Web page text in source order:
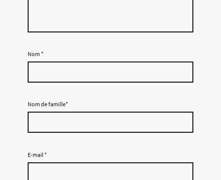
Nom *
Nom de famille*
E-mail *